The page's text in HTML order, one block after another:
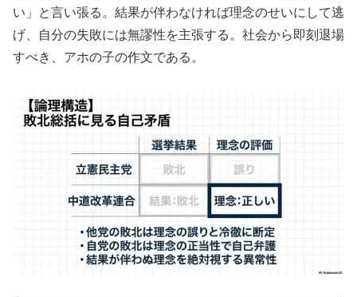
い」と言い張る。結果が伴わなければ理念のせいにして逃
げ、自分の失敗には無謬性を主張する。社会から即刻退場
すべき、アホの子の作文である。